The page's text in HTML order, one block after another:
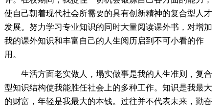
使自己朝着现代社会所需要的具有创新精神的复合型人才
发展。努力学习专业知识的同时大量阅读课外书，对增加
我的课外知识和丰富自己的人生阅历启到不可小看的作
用。
生活方面老实做人，塌实做事是我的人生准则，复合
型知识结构使我能胜任社会上的多种工作。知识是我最大
的财富，年轻是我最大的本钱。过往并不代表未来，勤奋